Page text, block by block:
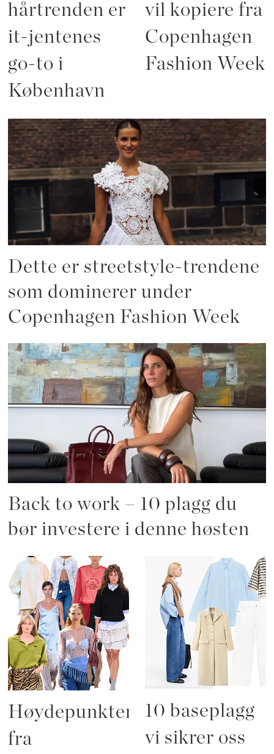
hårtrenden er
it-jentenes
go-to i
København
vil kopiere fra
Copenhagen
Fashion Week
Dette er streetstyle-trendene
som dominerer under
Copenhagen Fashion Week
Back to work – 10 plagg du
bør investere i denne høsten
Høydepunktene
fra
10 baseplagg
vi sikrer oss